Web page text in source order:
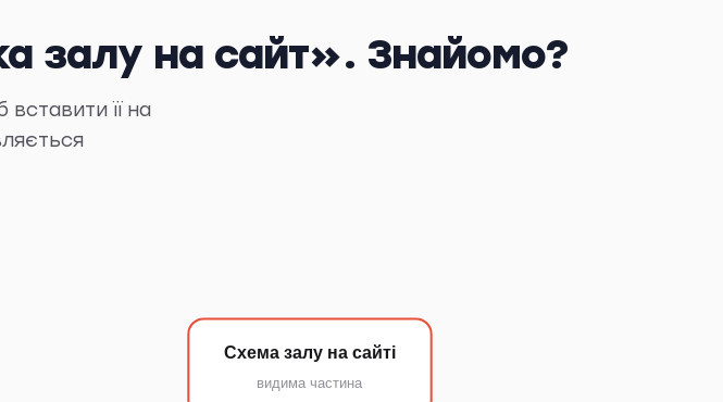
залу на сайт». Знайомо?
її на
Схема залу на сайті
видима частина